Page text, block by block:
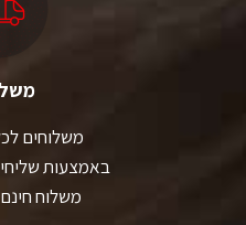
משלוחים
באמצעות
משלוח חינם